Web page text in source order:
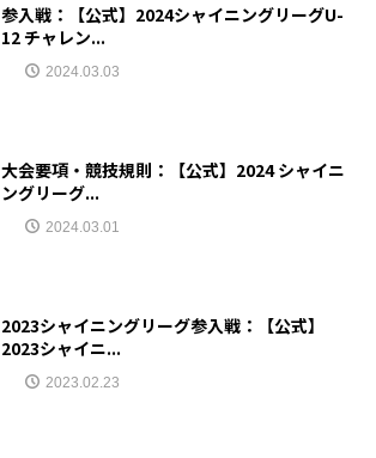
参入戦：【公式】2024シャイニングリーグU-
12 チャレン...
2024.03.03
大会要項・競技規則：【公式】2024 シャイニ
ングリーグ...
2024.03.01
2023シャイニングリーグ参入戦：【公式】
2023シャイニ...
2023.02.23